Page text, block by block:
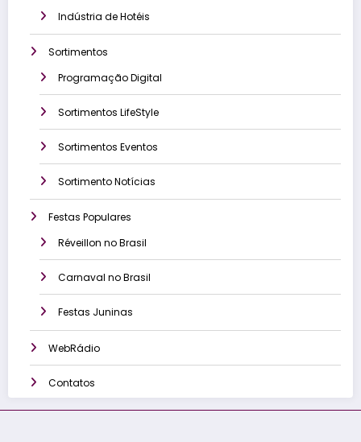
Indústria de Hotéis
Sortimentos
Programação Digital
Sortimentos LifeStyle
Sortimentos Eventos
Sortimento Notícias
Festas Populares
Réveillon no Brasil
Carnaval no Brasil
Festas Juninas
WebRádio
Contatos